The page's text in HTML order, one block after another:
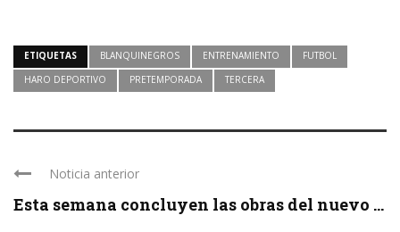
ETIQUETAS BLANQUINEGROS ENTRENAMIENTO
FUTBOL
HARO DEPORTIVO
PRETEMPORADA TERCERA
Noticia anterior
Esta semana concluyen las obras del nuevo ...